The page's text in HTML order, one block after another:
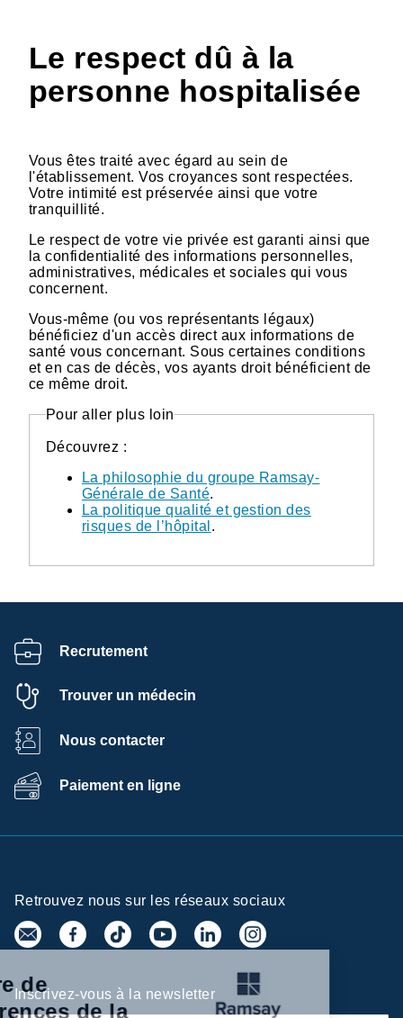
Le respect dû à la
personne hospitalisée
Vous êtes traité avec égard au sein de
l'établissement. Vos croyances sont respectées.
Votre intimité est préservée ainsi que votre
tranquillité.
Le respect de votre vie privée est garanti ainsi que
la confidentialité des informations personnelles,
administratives, médicales et sociales qui vous
concernent.
Vous-même (ou vos représentants légaux)
bénéficiez d'un accès direct aux informations de
santé vous concernant. Sous certaines conditions
et en cas de décès, vos ayants droit bénéficient de
ce même droit.
Pour aller plus loin
Découvrez :
La philosophie du groupe Ramsay-
Générale de Santé.
La politique qualité et gestion des
risques de l’hôpital .
Recrutement
Trouver un médecin
Nous contacter
Paiement en ligne
Retrouvez nous sur les réseaux sociaux
Inscrivez-vous à la newsletter
Centre de
préférences de la